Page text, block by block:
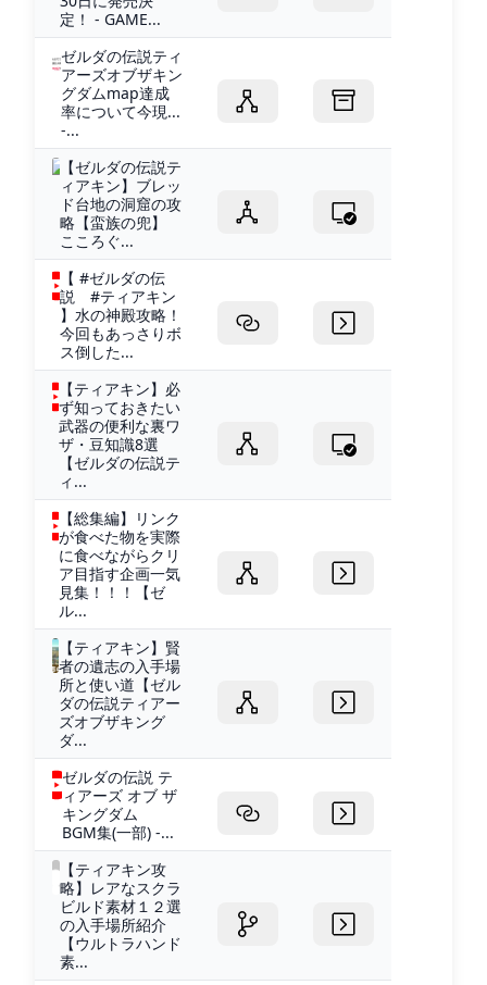
定！ - GAME...
ゼルダの伝説ティ
アーズオブザキン
グダムmap達成
率について今現...
-...
【ゼルダの伝説テ
ィアキン】ブレッ
ド台地の洞窟の攻
略【蛮族の兜】
こころぐ...
【 #ゼルダの伝
説 #ティアキン
】水の神殿攻略！
今回もあっさりボ
ス倒した...
【ティアキン】必
ず知っておきたい
武器の便利な裏ワ
ザ・豆知識8選
【ゼルダの伝説テ
ィ...
【総集編】リンク
が食べた物を実際
に食べながらクリ
ア目指す企画一気
見集！！！【ゼ
ル...
【ティアキン】賢
者の遺志の入手場
所と使い道【ゼル
ダの伝説ティアー
ズオブザキング
ダ...
ゼルダの伝説 テ
ィアーズ オブ ザ
キングダム
BGM集(一部) -...
【ティアキン攻
略】レアなスクラ
ビルド素材１２選
の入手場所紹介
【ウルトラハンド
素...